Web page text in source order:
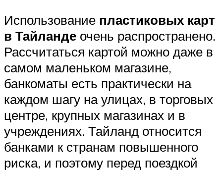
Использование пластиковых карт
в Тайланде очень распространено.
Рассчитаться картой можно даже в
самом маленьком магазине,
банкоматы есть практически на
каждом шагу на улицах, в торговых
центре, крупных магазинах и в
учреждениях. Тайланд относится
банками к странам повышенного
риска, и поэтому перед поездкой